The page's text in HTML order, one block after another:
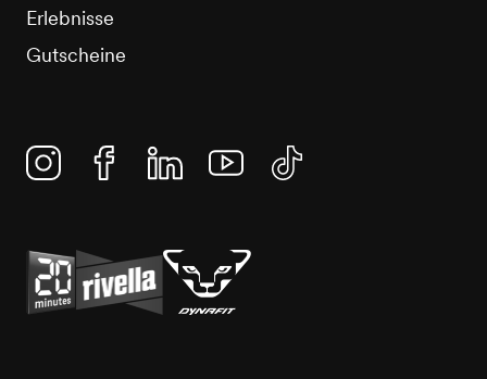
Erlebnisse
Gutscheine